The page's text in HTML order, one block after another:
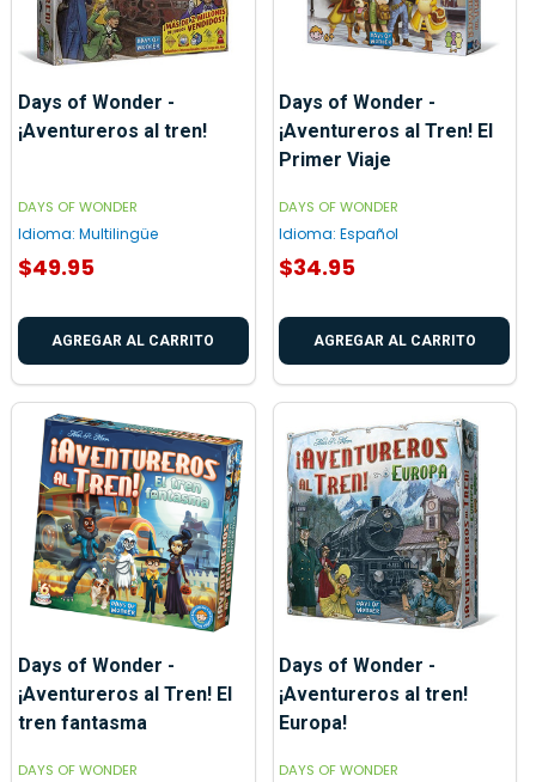
Days of Wonder -
¡Aventureros al tren!
DAYS OF WONDER
Idioma: Multilingüe
$49.95
AGREGAR AL CARRITO
Days of Wonder -
¡Aventureros al Tren! El
Primer Viaje
DAYS OF WONDER
Idioma: Español
$34.95
AGREGAR AL CARRITO
Days of Wonder -
¡Aventureros al Tren! El
tren fantasma
DAYS OF WONDER
Days of Wonder -
¡Aventureros al tren!
Europa!
DAYS OF WONDER